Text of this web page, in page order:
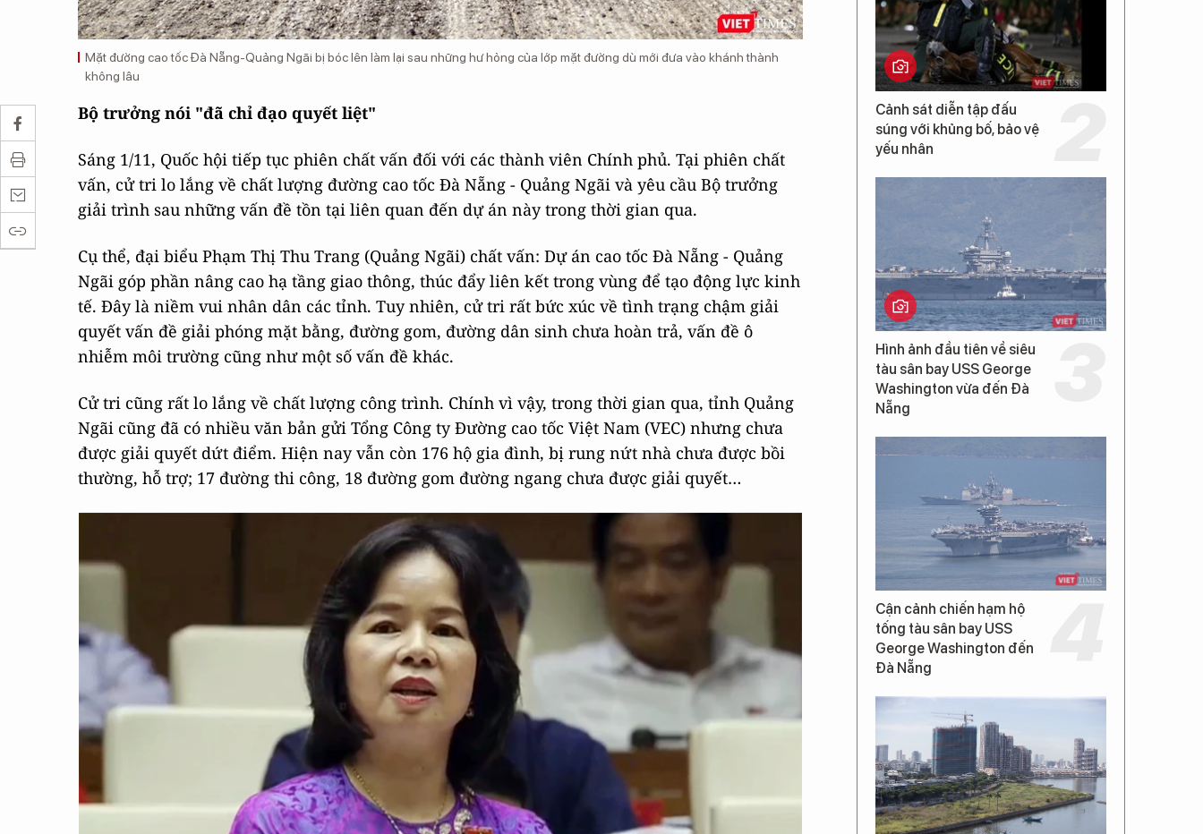
Mặt đường cao tốc Đà Nẵng-Quảng Ngãi bị bóc lên làm lại sau những hư hỏng của lớp mặt đường dù mới đưa vào khánh thành
không lâu
Bộ trưởng nói "đã chỉ đạo quyết liệt"
Sáng 1/11, Quốc hội tiếp tục phiên chất vấn đối với các thành viên Chính phủ. Tại phiên chất
vấn, cử tri lo lắng về chất lượng đường cao tốc Đà Nẵng - Quảng Ngãi và yêu cầu Bộ trưởng
giải trình sau những vấn đề tồn tại liên quan đến dự án này trong thời gian qua.
Cụ thể, đại biểu Phạm Thị Thu Trang (Quảng Ngãi) chất vấn: Dự án cao tốc Đà Nẵng - Quảng
Ngãi góp phần nâng cao hạ tầng giao thông, thúc đẩy liên kết trong vùng để tạo động lực kinh
tế. Đây là niềm vui nhân dân các tỉnh. Tuy nhiên, cử tri rất bức xúc về tình trạng chậm giải
quyết vấn đề giải phóng mặt bằng, đường gom, đường dân sinh chưa hoàn trả, vấn đề ô
nhiễm môi trường cũng như một số vấn đề khác.
Cử tri cũng rất lo lắng về chất lượng công trình. Chính vì vậy, trong thời gian qua, tỉnh Quảng
Ngãi cũng đã có nhiều văn bản gửi Tổng Công ty Đường cao tốc Việt Nam (VEC) nhưng chưa
được giải quyết dứt điểm. Hiện nay vẫn còn 176 hộ gia đình, bị rung nứt nhà chưa được bồi
thường, hỗ trợ; 17 đường thi công, 18 đường gom đường ngang chưa được giải quyết…
Cảnh sát diễn tập đấu
súng với khủng bố, bảo vệ
yếu nhân
Hình ảnh đầu tiên về siêu
tàu sân bay USS George
Washington vừa đến Đà
Nẵng
Cận cảnh chiến hạm hộ
tống tàu sân bay USS
George Washington đến
Đà Nẵng